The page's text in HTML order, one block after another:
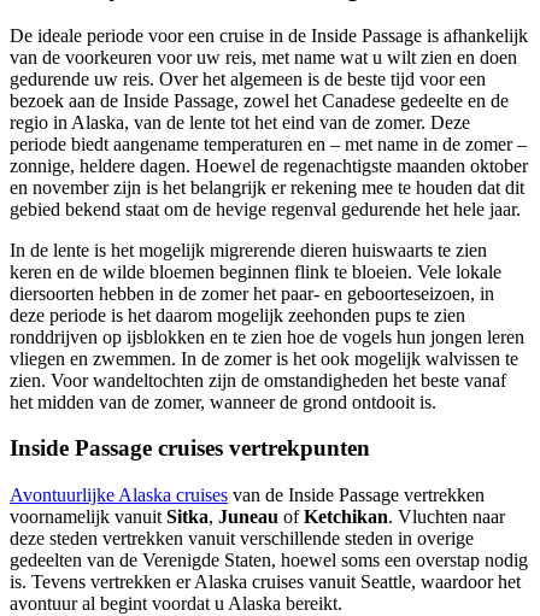
De ideale periode voor een cruise in de Inside Passage is afhankelijk
van de voorkeuren voor uw reis, met name wat u wilt zien en doen
gedurende uw reis. Over het algemeen is de beste tijd voor een
bezoek aan de Inside Passage, zowel het Canadese gedeelte en de
regio in Alaska, van de lente tot het eind van de zomer. Deze
periode biedt aangename temperaturen en – met name in de zomer –
zonnige, heldere dagen. Hoewel de regenachtigste maanden oktober
en november zijn is het belangrijk er rekening mee te houden dat dit
gebied bekend staat om de hevige regenval gedurende het hele jaar.
In de lente is het mogelijk migrerende dieren huiswaarts te zien
keren en de wilde bloemen beginnen flink te bloeien. Vele lokale
diersoorten hebben in de zomer het paar- en geboorteseizoen, in
deze periode is het daarom mogelijk zeehonden pups te zien
ronddrijven op ijsblokken en te zien hoe de vogels hun jongen leren
vliegen en zwemmen. In de zomer is het ook mogelijk walvissen te
zien. Voor wandeltochten zijn de omstandigheden het beste vanaf
het midden van de zomer, wanneer de grond ontdooit is.
Inside Passage cruises vertrekpunten
Avontuurlijke Alaska cruises van de Inside Passage vertrekken
voornamelijk vanuit Sitka, Juneau ofKetchikan. Vluchten naar
deze steden vertrekken vanuit verschillende steden in overige
gedeelten van de Verenigde Staten, hoewel soms een overstap nodig
is. Tevens vertrekken er Alaska cruises vanuit Seattle, waardoor het
avontuur al begint voordat u Alaska bereikt.